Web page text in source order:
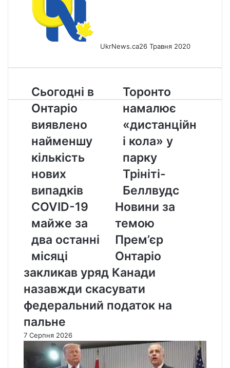
UkrNews.ca26 Травня 2020
Сьогодні
в
Онтаріо
виявлено
найменшу
кількість
нових
випадків
COVID-
майже
за
останні
місяці
Сьогодні в
Онтаріо
виявлено
найменшу
кількість
нових
випадків
COVID-19
майже за
два останні
місяці
Торонто
намалює
«дистанційні
кола»
парку
Трініті-
Беллвудс
Торонто
намалює
«дистанційн
і кола» у
парку
Трініті-
Беллвудс
Новини за
темою
Прем’єр
Онтаріо
закликав уряд Канади
назавжди скасувати
федеральний податок на
пальне
7 Серпня 2026